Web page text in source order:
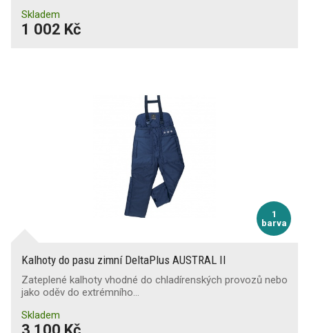
Skladem
1 002 Kč
1
barva
Kalhoty do pasu zimní DeltaPlus AUSTRAL II
Zateplené kalhoty vhodné do chladírenských provozů nebo
jako oděv do extrémního…
Skladem